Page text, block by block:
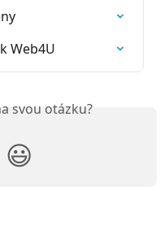
Web4U
svou otázku?
😃